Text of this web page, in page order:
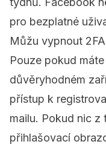
pro bezplatné
Můžu vypnout
Pouze pokud
důvěryhodném
přístup k
mailu. Pokud nic z
přihlašovací